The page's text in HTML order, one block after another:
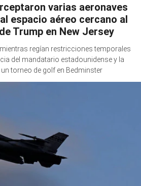
varias aeronaves
espacio aéreo cercano al
Trump en New Jersey
regían restricciones temporales
del mandatario estadounidense y la
torneo de golf en Bedminster